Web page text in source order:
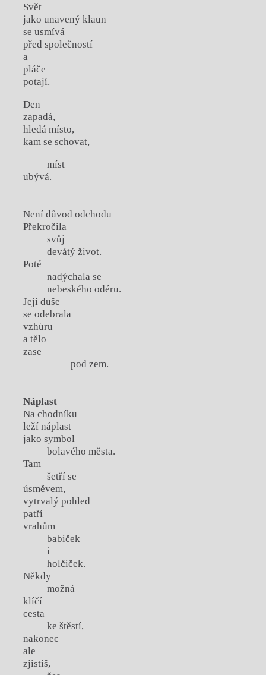
Svět
jako unavený klaun
se usmívá
před společností
a
pláče
potají.
Den
zapadá,
hledá místo,
kam se schovat,
míst
ubývá.
Není důvod odchodu
Překročila
svůj
devátý život.
Poté
nadýchala se
nebeského odéru.
Její duše
se odebrala
vzhůru
a tělo
zase
pod zem.
Náplast
Na chodníku
leží náplast
jako symbol
bolavého města.
Tam
šetří se
úsměvem,
vytrvalý pohled
patří
vrahům
babiček
i
holčiček.
Někdy
možná
klíčí
cesta
ke štěstí,
nakonec
ale
zjistíš,